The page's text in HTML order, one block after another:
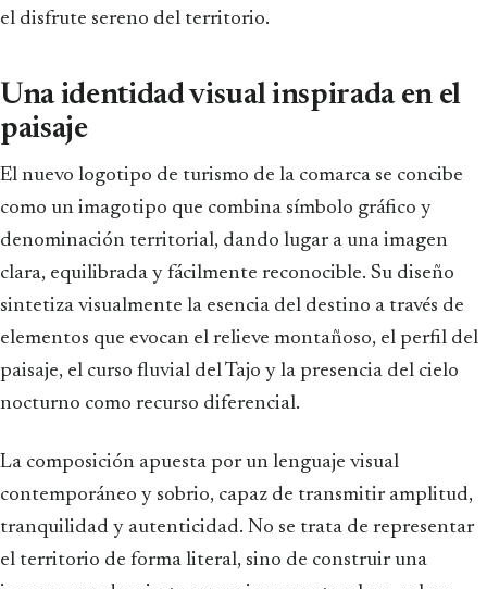
el disfrute sereno del territorio.
Una identidad visual inspirada en el
paisaje
El nuevo logotipo de turismo de la comarca se concibe
como un imagotipo que combina símbolo gráfico y
denominación territorial, dando lugar a una imagen
clara, equilibrada y fácilmente reconocible. Su diseño
sintetiza visualmente la esencia del destino a través de
elementos que evocan el relieve montañoso, el perfil del
paisaje, el curso fluvial del Tajo y la presencia del cielo
nocturno como recurso diferencial.
La composición apuesta por un lenguaje visual
contemporáneo y sobrio, capaz de transmitir amplitud,
tranquilidad y autenticidad. No se trata de representar
el territorio de forma literal, sino de construir una